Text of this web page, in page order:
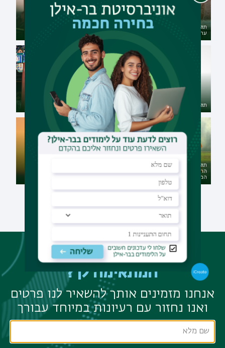
תואר ראשון בהיסטוריה כללית עם
ערבית - דו-חוגי מובנה
תואר ראשון בערבית עם
פילוסופיה יהודית
תואר ראשון בספרות משווה
תואר ראשון רב-תחומי במדעי
הרוח במגמת אסיה עם פילוסופיה
כללית - דו-חוגי מובנה
תואר ראשון רב-תחומי במדעי
הרוח במגמת אסיה עם מדעי
המדינה - דו-חוגי מובנה
לא מצאת את התוכנית
המתאימה לך?
אנחנו מזמינים אותך להשאיר לנו פרטים
ואנו נחזור עם רעיונות במיוחד עבורך